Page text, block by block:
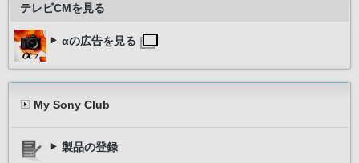
テレビCMを見る
αの広告を見る
My Sony Club
製品の登録